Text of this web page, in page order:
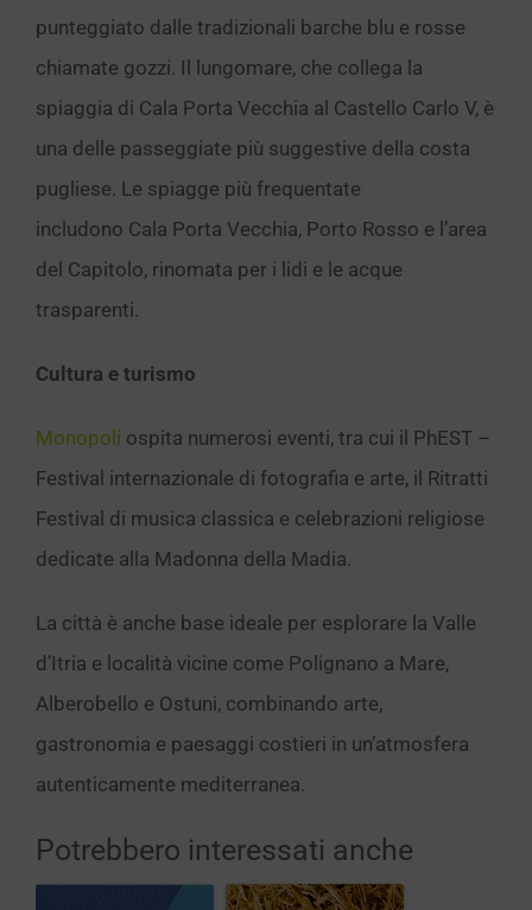
punteggiato dalle tradizionali barche blu e rosse
chiamate gozzi. Il lungomare, che collega la
spiaggia di Cala Porta Vecchia al Castello Carlo V, è
una delle passeggiate più suggestive della costa
pugliese. Le spiagge più frequentate
includono Cala Porta Vecchia, Porto Rosso e l’area
del Capitolo, rinomata per i lidi e le acque
trasparenti.
Cultura e turismo
Monopoli ospita numerosi eventi, tra cui il PhEST –
Festival internazionale di fotografia e arte, il Ritratti
Festival di musica classica e celebrazioni religiose
dedicate alla Madonna della Madia.
La città è anche base ideale per esplorare la Valle
d’Itria e località vicine come Polignano a Mare,
Alberobello e Ostuni, combinando arte,
gastronomia e paesaggi costieri in un’atmosfera
autenticamente mediterranea.
Potrebbero interessati anche